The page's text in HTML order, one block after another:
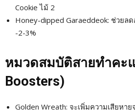
Cookie ไม้ 2
Honey-dipped Garaeddeok: ช่วยล
-2-3%
หมวดสมบัติสายทำคะ
Boosters)
Golden Wreath: จะเพิ่มความเสียหา